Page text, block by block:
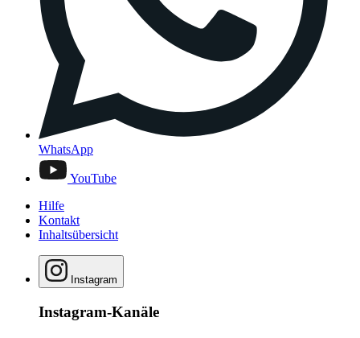
WhatsApp
YouTube
Hilfe
Kontakt
Inhaltsübersicht
Instagram
Instagram-Kanäle